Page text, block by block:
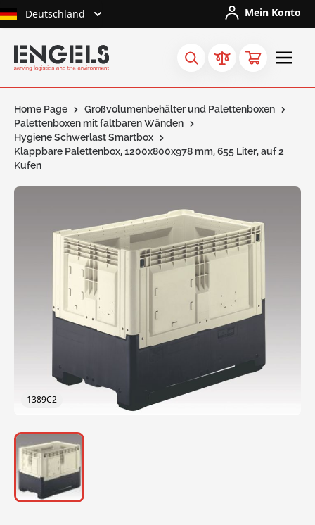
Skip to Content
Deutschland Mein Konto
Home Page
Großvolumenbehälter und Palettenboxen
Palettenboxen mit faltbaren Wänden
Hygiene Schwerlast Smartbox
Klappbare Palettenbox, 1200x800x978 mm, 655 Liter, auf 2
Kufen
1389C2